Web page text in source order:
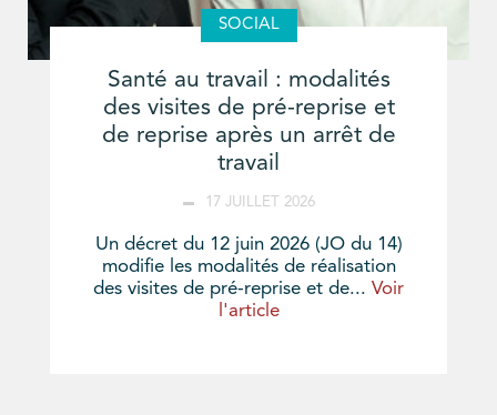
SOCIAL
Santé au travail : modalités
des visites de pré-reprise et
de reprise après un arrêt de
travail
17 JUILLET 2026
Un décret du 12 juin 2026 (JO du 14)
modifie les modalités de réalisation
des visites de pré-reprise et de... Voir
l'article